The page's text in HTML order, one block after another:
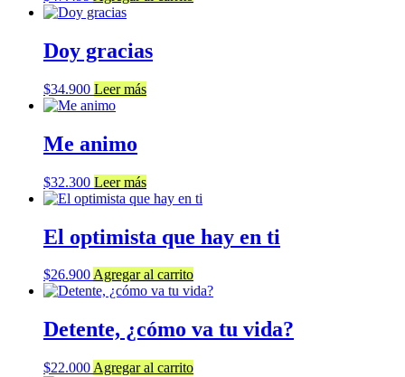
Doy gracias
$34.900 Leer más
Me animo
$32.300 Leer más
El optimista que hay en ti
$26.900Agregar al carrito
Detente, ¿cómo va tu vida?
$22.000 Agregar al carrito